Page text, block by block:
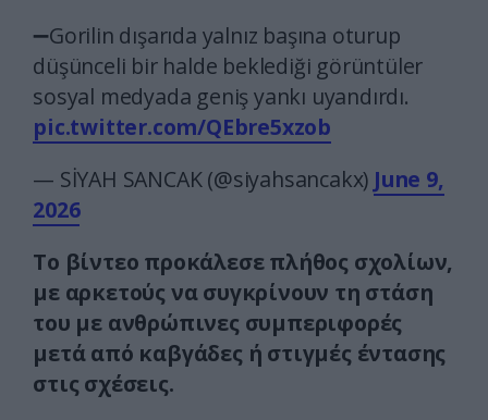
➖️Gorilin dışarıda yalnız başına oturup
düşünceli bir halde beklediği görüntüler
sosyal medyada geniş yankı uyandırdı.
pic.twitter.com/QEbre5xzob
— SİYAH SANCAK (@siyahsancakx) June 9,
2026
Το βίντεο προκάλεσε πλήθος σχολίων,
με αρκετούς να συγκρίνουν τη στάση
του με ανθρώπινες συμπεριφορές
μετά από καβγάδες ή στιγμές έντασης
στις σχέσεις.